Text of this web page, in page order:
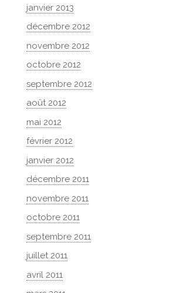
janvier 2013
décembre 2012
novembre 2012
octobre 2012
septembre 2012
août 2012
mai 2012
février 2012
janvier 2012
décembre 2011
novembre 2011
octobre 2011
septembre 2011
juillet 2011
avril 2011